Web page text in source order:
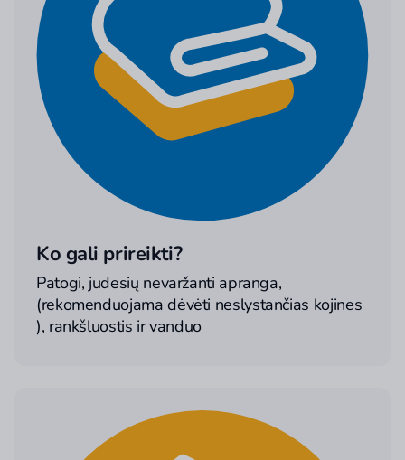
Ko gali prireikti?
Patogi, judesių nevaržanti apranga,
(rekomenduojama dėvėti neslystančias kojines
), rankšluostis ir vanduo